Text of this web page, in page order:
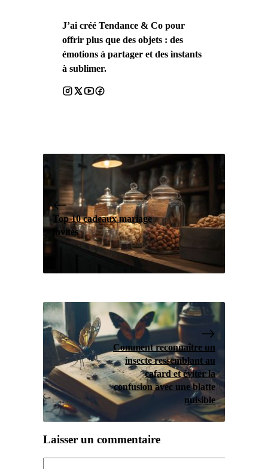
J’ai créé Tendance & Co pour
offrir plus que des objets : des
émotions à partager et des instants
à sublimer.
Top 10 cadeaux mariage
invités
Comment reconnaître un
insecte ressemblant au
cafard et éviter la
confusion avec une blatte
nuisible
Laisser un commentaire